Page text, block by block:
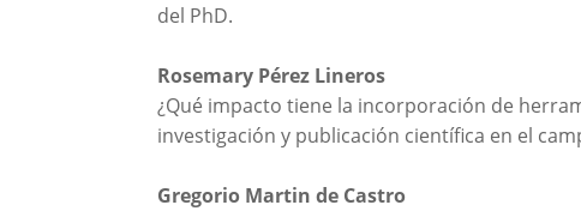
del PhD.
Rosemary Pérez Lineros
¿Qué impacto tiene la incorporación de
investigación y publicación científica en el
Gregorio Martin de Castro